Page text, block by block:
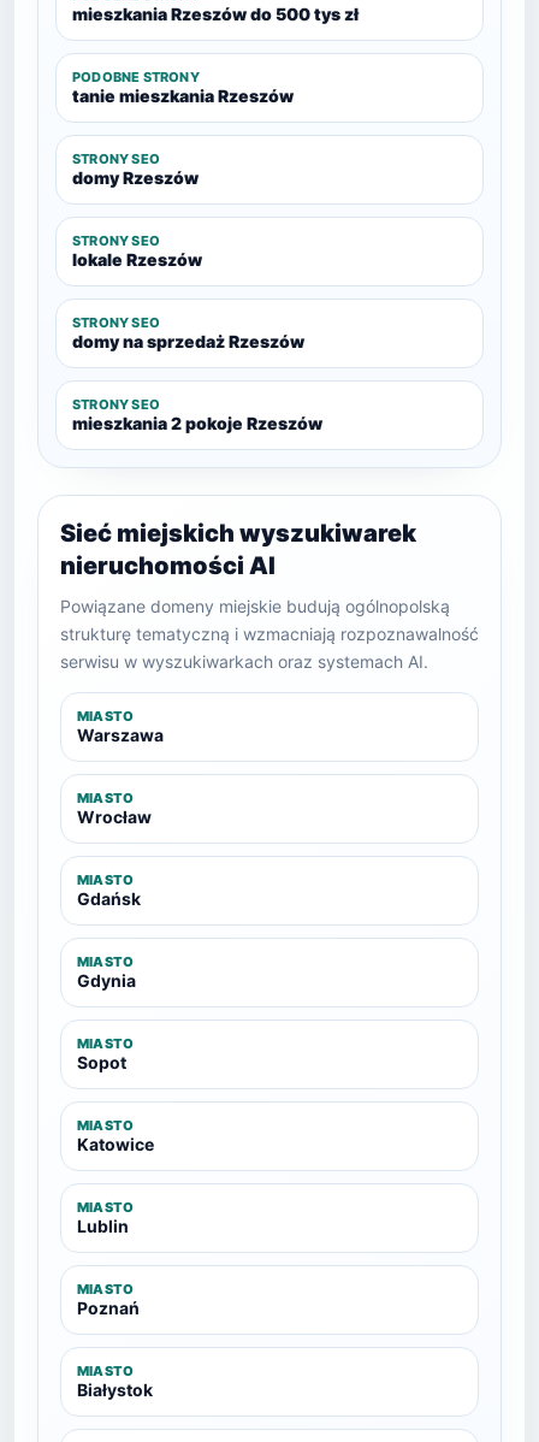
mieszkania Rzeszów do 500 tys zł
PODOBNE STRONY
tanie mieszkania Rzeszów
STRONY SEO
domy Rzeszów
STRONY SEO
lokale Rzeszów
STRONY SEO
domy na sprzedaż Rzeszów
STRONY SEO
mieszkania 2 pokoje Rzeszów
Sieć miejskich wyszukiwarek
nieruchomości AI
Powiązane domeny miejskie budują ogólnopolską
strukturę tematyczną i wzmacniają rozpoznawalność
serwisu w wyszukiwarkach oraz systemach AI.
MIASTO
Warszawa
MIASTO
Wrocław
MIASTO
Gdańsk
MIASTO
Gdynia
MIASTO
Sopot
MIASTO
Katowice
MIASTO
Lublin
MIASTO
Poznań
MIASTO
Białystok